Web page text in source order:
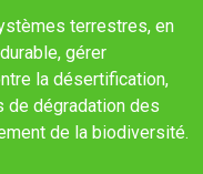
terrestres, en
gérer
la désertification,
de dégradation des
de la biodiversité.